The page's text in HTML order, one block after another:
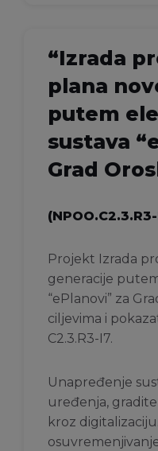
“Izrada
plana
putem
sustava
Grad
Projekt Izrada
generacije
“ePlanovi” za
ciljevima i
C2.3.R3-I7.
Unapređenje
uređenja,
kroz